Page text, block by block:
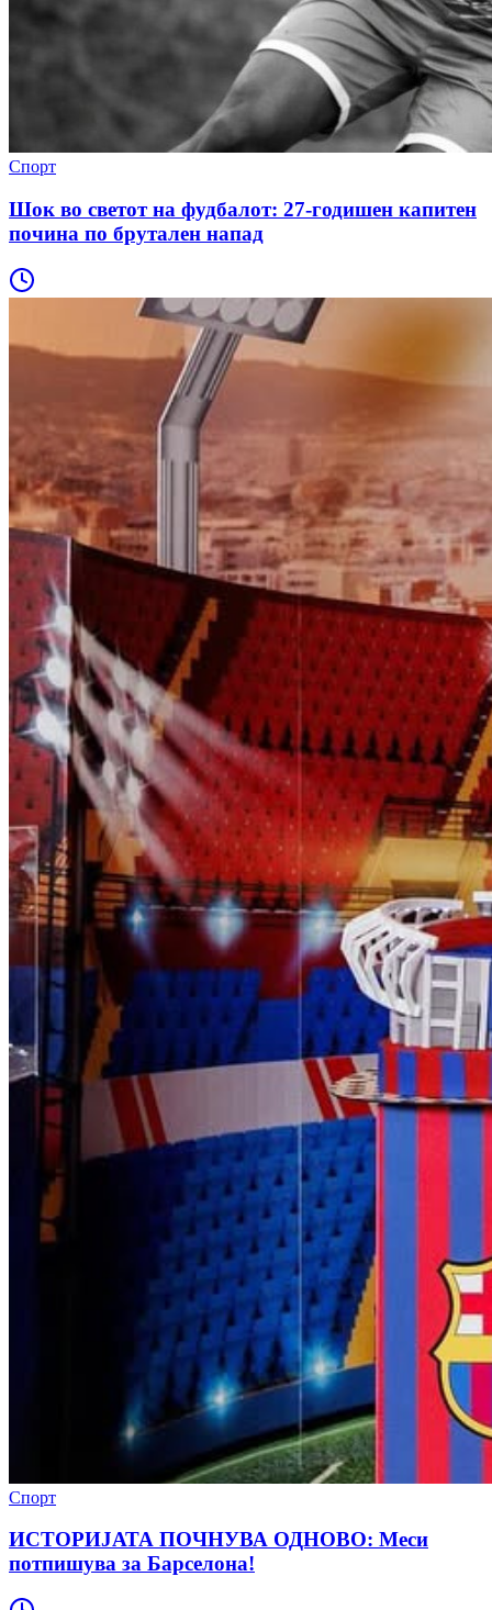
Спорт
Шок во светот на фудбалот: 27-годишен капитен
почина по брутален напад
Спорт
ИСТОРИЈАТА ПОЧНУВА ОДНОВО: Меси
потпишува за Барселона!